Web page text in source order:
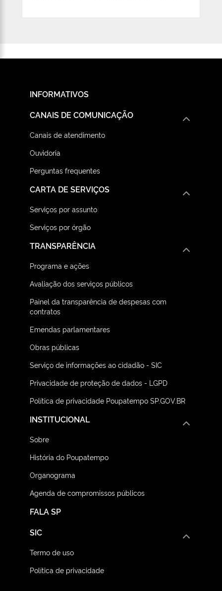
INFORMATIVOS
CANAIS DE COMUNICAÇÃO
Canais de atendimento
Ouvidoria
Perguntas frequentes
CARTA DE SERVIÇOS
Serviços por assunto
Serviços por órgão
TRANSPARÊNCIA
Programa e ações
Avaliação dos serviços públicos
Painel da transparência de despesas com
contratos
Emendas parlamentares
Obras públicas
Serviço de informações ao cidadão - SIC
Privacidade de proteção de dados - LGPD
Política de privacidade Poupatempo SP.GOV.BR
FALA SP
INSTITUCIONAL
Sobre
História do Poupatempo
Organograma
Agenda de compromissos públicos
SIC
Termo de uso
Política de privacidade